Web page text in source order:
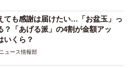
ても感謝は届けたい…「お盆玉」っ
？「あげる派」の4割が金額アッ
いくら？
ュース情報部